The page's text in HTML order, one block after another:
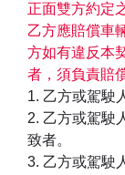
正面雙方約定
乙方應賠償車
方如有違反本
者，須負責賠
1. 乙方或駕駛
2. 乙方或駕駛
致者。
3. 乙方或駕駛